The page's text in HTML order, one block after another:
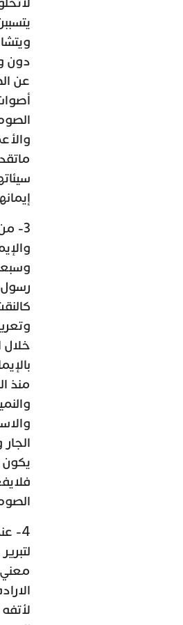
دون
عن
3-
رسول
خلال
منذ
يكون
4-
معني